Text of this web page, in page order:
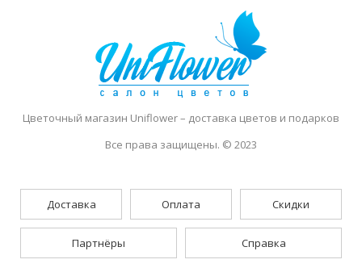
Цветочный магазин Uniflower– доставка цветов и подарков
Все права защищены. © 2023
Доставка Оплата Скидки
Партнёры Справка